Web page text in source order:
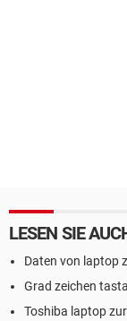
LESEN SIE
Daten von laptop
Grad zeichen
Toshiba laptop